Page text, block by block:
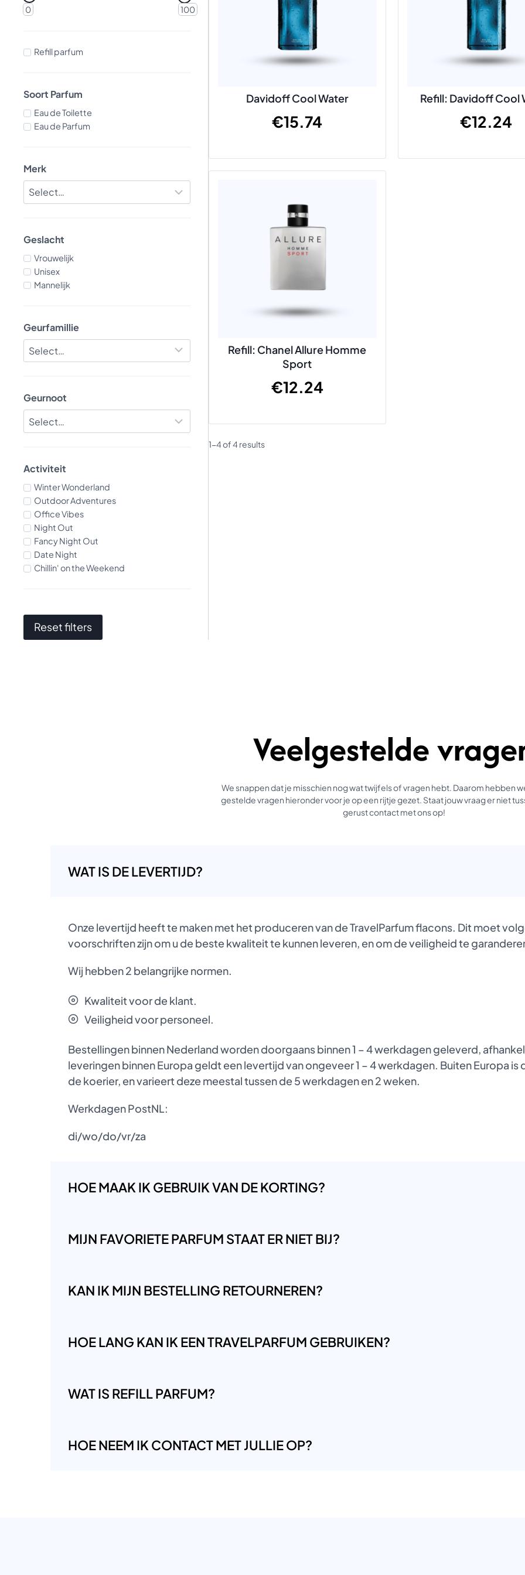
0 100
Refill parfum
Soort Parfum
Eau de Toilette
Eau de Parfum
Merk
Geslacht
Vrouwelijk
Unisex
Mannelijk
Geurfamillie
Geurnoot
Activiteit
Winter Wonderland
Outdoor Adventures
Office Vibes
Night Out
Fancy Night Out
Date Night
Chillin' on the Weekend
Reset filters
Davidoff Cool Water
€15.74
Refill: Davidoff Cool
€12.24
Refill: Chanel Allure Homme
Sport
€12.24
1-4 of 4 results
Veelgestelde
We snappen dat je misschien nog wat twijfels of vragen hebt. Daarom hebben
gestelde vragen hieronder voor je op een rijtje gezet. Staat jouw vraag er niet
gerust contact met ons op!
WAT IS DE LEVERTIJD?
Onze levertijd heeft te maken met het produceren van de TravelParfum flacons. Dit moet
voorschriften zijn om u de beste kwaliteit te kunnen leveren, en om de veiligheid te
Wij hebben 2 belangrijke normen.
Kwaliteit voor de klant.
Veiligheid voor personeel.
Bestellingen binnen Nederland worden doorgaans binnen 1 – 4 werkdagen geleverd,
leveringen binnen Europa geldt een levertijd van ongeveer 1 – 4 werkdagen. Buiten Europa is
de koerier, en varieert deze meestal tussen de 5 werkdagen en 2 weken.
Werkdagen PostNL:
di/wo/do/vr/za
HOE MAAK IK GEBRUIK VAN DE KORTING?
MIJN FAVORIETE PARFUM STAAT ER NIET BIJ?
KAN IK MIJN BESTELLING RETOURNEREN?
HOE LANG KAN IK EEN TRAVELPARFUM GEBRUIKEN?
WAT IS REFILL PARFUM?
HOE NEEM IK CONTACT MET JULLIE OP?